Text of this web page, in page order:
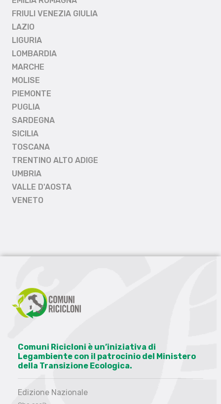
FRIULI VENEZIA GIULIA
LAZIO
LIGURIA
LOMBARDIA
MARCHE
MOLISE
PIEMONTE
PUGLIA
SARDEGNA
SICILIA
TOSCANA
TRENTINO ALTO ADIGE
UMBRIA
VALLE D'AOSTA
VENETO
Comuni Ricicloni è un’iniziativa di
Legambiente con il patrocinio del Ministero
della Transizione Ecologica.
Edizione Nazionale